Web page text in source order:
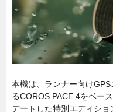
本機は、ランナー向け
るCOROS PACE 4をベー
デートした特別エディシ